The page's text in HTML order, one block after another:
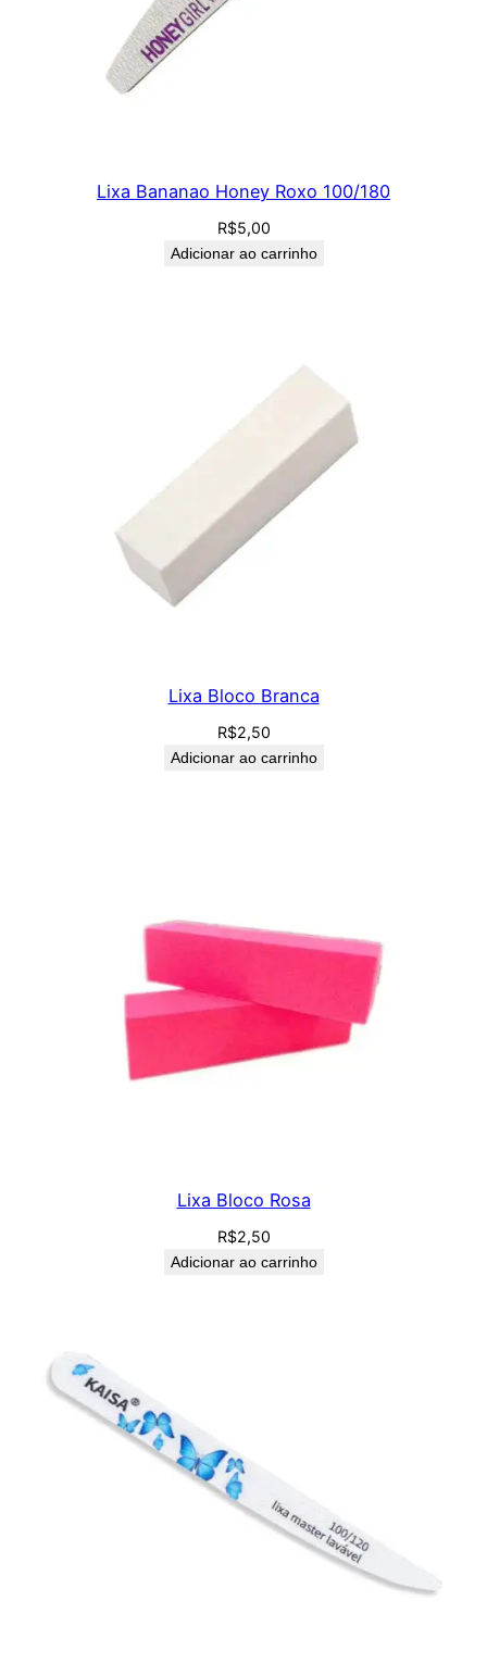
Lixa Bananao Honey Roxo 100/180
R$5,00
Adicionar ao carrinho
Lixa Bloco Branca
R$2,50
Adicionar ao carrinho
Lixa Bloco Rosa
R$2,50
Adicionar ao carrinho